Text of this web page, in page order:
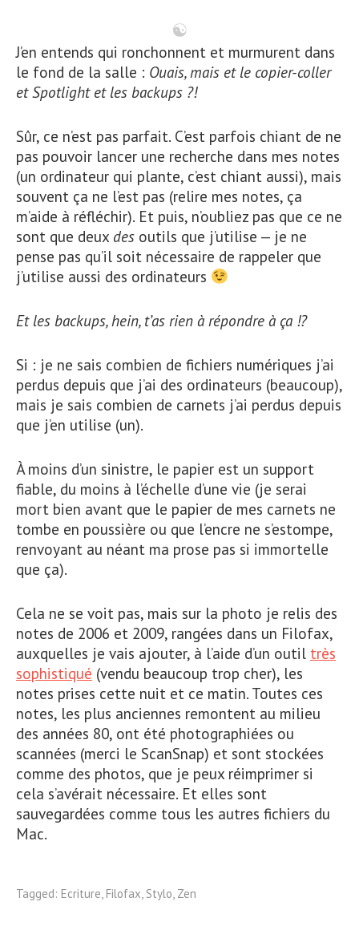
J’en entends qui ronchonnent et murmurent dans
le fond de la salle : Ouais, mais et le copier-coller
et Spotlight et les backups ?!
Sûr, ce n’est pas parfait. C’est parfois chiant de ne
pas pouvoir lancer une recherche dans mes notes
(un ordinateur qui plante, c’est chiant aussi), mais
souvent ça ne l’est pas (relire mes notes, ça
m’aide à réfléchir). Et puis, n’oubliez pas que ce ne
sont que deux des outils que j’utilise — je ne
pense pas qu’il soit nécessaire de rappeler que
j’utilise aussi des ordinateurs
Et les backups, hein, t’as rien à répondre à ça !?
Si : je ne sais combien de fichiers numériques j’ai
perdus depuis que j’ai des ordinateurs (beaucoup),
mais je sais combien de carnets j’ai perdus depuis
que j’en utilise (un).
À moins d’un sinistre, le papier est un support
fiable, du moins à l’échelle d’une vie (je serai
mort bien avant que le papier de mes carnets ne
tombe en poussière ou que l’encre ne s’estompe,
renvoyant au néant ma prose pas si immortelle
que ça).
Cela ne se voit pas, mais sur la photo je relis des
notes de 2006 et 2009, rangées dans un Filofax,
auxquelles je vais ajouter, à l’aide d’un outil très
sophistiqué (vendu beaucoup trop cher), les
notes prises cette nuit et ce matin. Toutes ces
notes, les plus anciennes remontent au milieu
des années 80, ont été photographiées ou
scannées (merci le ScanSnap) et sont stockées
comme des photos, que je peux réimprimer si
cela s’avérait nécessaire. Et elles sont
sauvegardées comme tous les autres fichiers du
Mac.
Tagged: Ecriture, Filofax, Stylo, Zen